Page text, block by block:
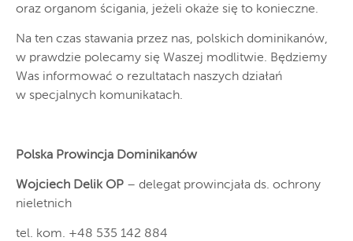
oraz organom ścigania, jeżeli okaże się to konieczne.
Na ten czas stawania przez nas, polskich dominikanów,
w prawdzie polecamy się Waszej modlitwie. Będziemy
Was informować o rezultatach naszych działań
w specjalnych komunikatach.
Polska Prowincja Dominikanów
Wojciech Delik OP – delegat prowincjała ds. ochrony
nieletnich
tel. kom. +48 535 142 884